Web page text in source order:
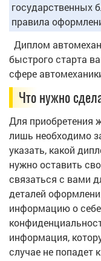
государственных
правила
Диплом
быстрого старта
сфере
Что нужно
Для приобретения
лишь необходимо
указать, какой
нужно оставить
связаться с вами
деталей
информацию о
информация,
случае не попадет